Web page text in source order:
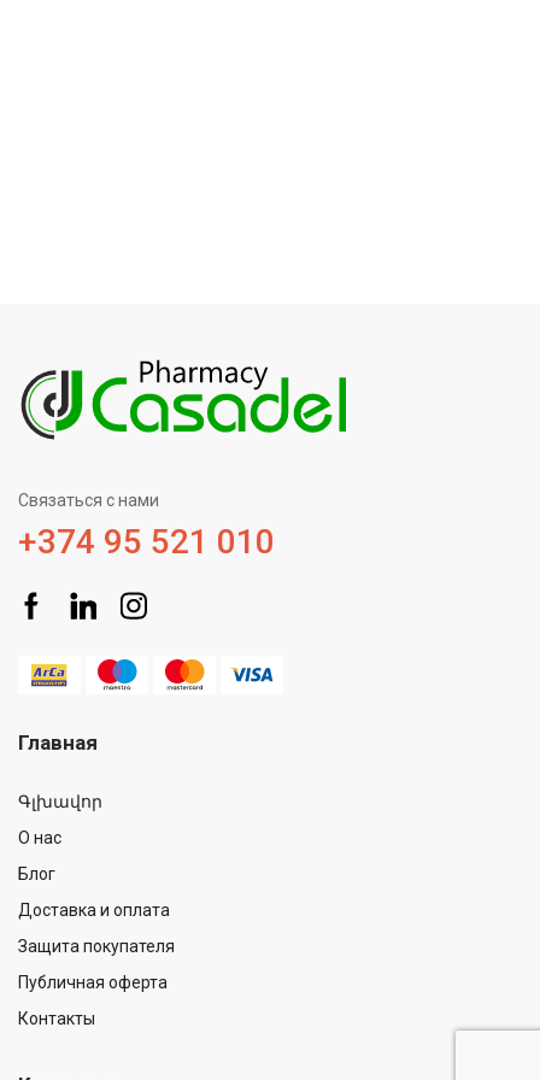
Связаться с нами
+374 95 521 010
Главная
Գլխավոր
О нас
Блог
Доставка и оплата
Защита покупателя
Публичная оферта
Контакты